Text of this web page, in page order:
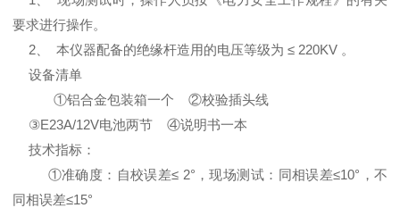
要求进行操作。
2、 本仪器配备的绝缘杆造用的电压等级为 ≤ 220KV 。
设备清单
①铝合金包装箱一个 ②校验插头线
③E23A/12V电池两节 ④说明书一本
技术指标：
①准确度：自校误差≤ 2°，现场测试：同相误差≤10°，不
同相误差≤15°